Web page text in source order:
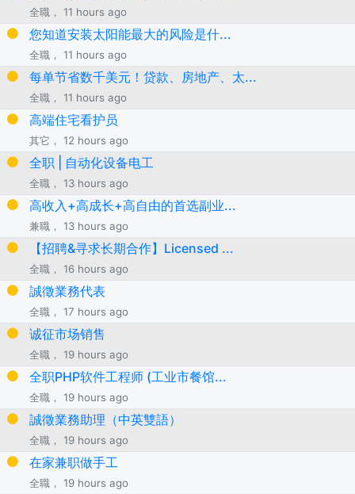
全職， 11 hours ago
您知道安装太阳能最大的风险是什...
全職， 11 hours ago
每单节省数千美元！贷款、房地产、太...
全職， 11 hours ago
高端住宅看护员
其它， 12 hours ago
全职 | 自动化设备电工
全職， 13 hours ago
高收入+高成长+高自由的首选副业...
兼職， 13 hours ago
【招聘&寻求长期合作】Licensed ...
全職， 16 hours ago
誠徵業務代表
全職， 17 hours ago
诚征市场销售
全職， 19 hours ago
全职PHP软件工程师 (工业市餐馆...
全職， 19 hours ago
誠徵業務助理（中英雙語）
全職， 19 hours ago
在家兼职做手工
全職， 19 hours ago